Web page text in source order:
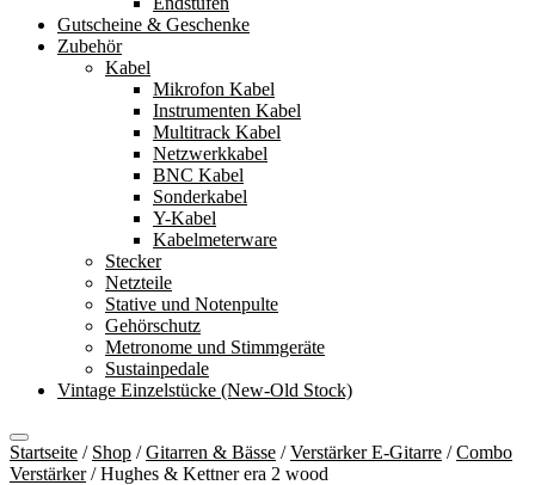
Gutscheine & Geschenke
Zubehör
Kabel
Mikrofon Kabel
Instrumenten Kabel
Multitrack Kabel
Netzwerkkabel
BNC Kabel
Sonderkabel
Y-Kabel
Kabelmeterware
Stecker
Netzteile
Stative und Notenpulte
Gehörschutz
Metronome und Stimmgeräte
Sustainpedale
Vintage Einzelstücke (New-Old Stock)
Startseite / Shop /Gitarren & Bässe /Verstärker E-Gitarre /Combo
Verstärker/Hughes & Kettner era 2 wood